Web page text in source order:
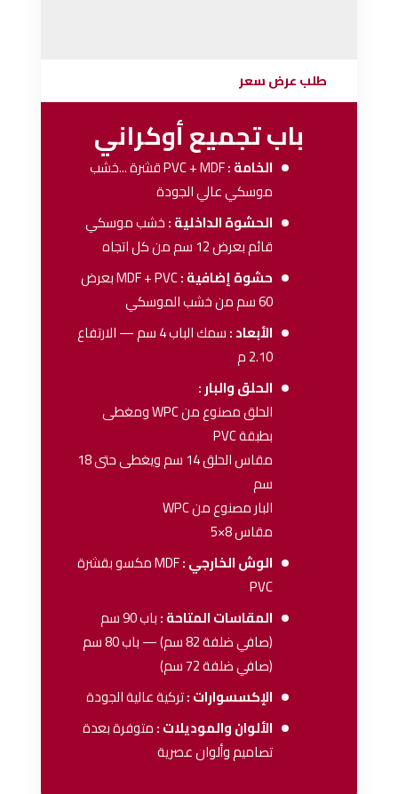
باب تجميع أوكراني
الخامة :PVC + MDFقشرة ...خشب
موسكي عالي الجودة
الحشوة الداخلية :خشب موسكي
قائم بعرض 12 سم من كل اتجاه
حشوة إضافية :
MDF + PVC بعرض
60 سم من خشب الموسكي
الأبعاد :
سمك الباب 4 سم — الارتفاع
2.10 م
الحلق والبار :
الحلق مصنوع من WPC ومغطى
بطبقة PVC
مقاس الحلق 14 سم ويغطى حتى 18
سم
البار مصنوع من WPC
مقاس 8×5
الوش الخارجي :
MDF مكسو بقشرة
PVC
المقاسات المتاحة :
باب 90 سم
(صافي ضلفة 82 سم) — باب 80 سم
(صافي ضلفة 72 سم)
الإكسسوارات :تركية عالية الجودة
الألوان والموديلات :متوفرة بعدة
تصاميم وألوان عصرية
طلب عرض سعر